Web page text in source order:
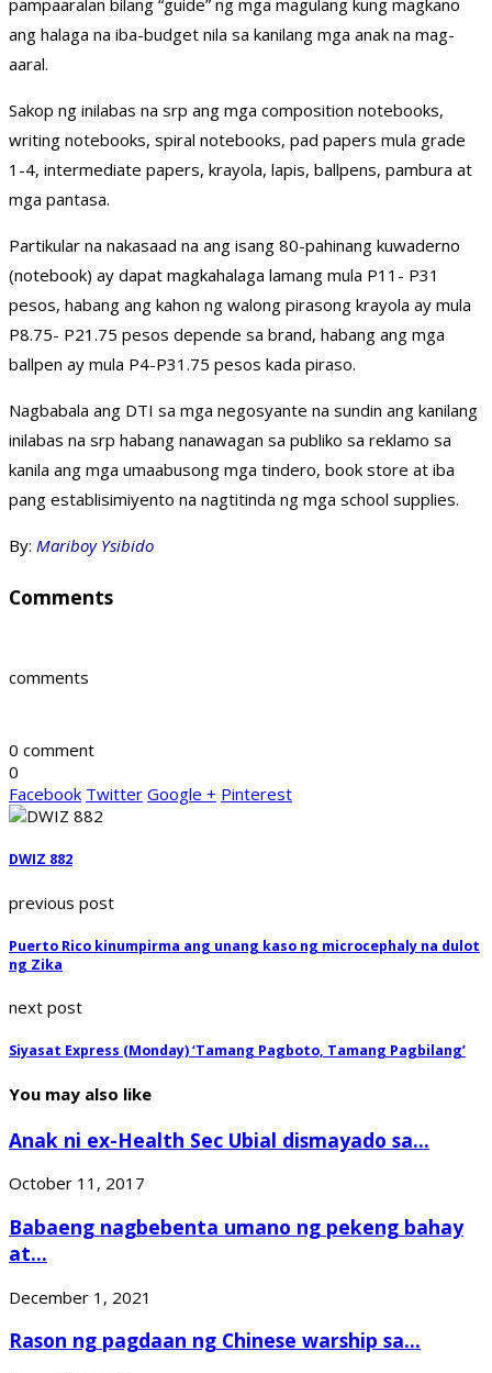
pampaaralan bilang “guide” ng mga magulang kung magkano
ang halaga na iba-budget nila sa kanilang mga anak na mag-
aaral.
Sakop ng inilabas na srp ang mga composition notebooks,
writing notebooks, spiral notebooks, pad papers mula grade
1-4, intermediate papers, krayola, lapis, ballpens, pambura at
mga pantasa.
Partikular na nakasaad na ang isang 80-pahinang kuwaderno
(notebook) ay dapat magkahalaga lamang mula P11- P31
pesos, habang ang kahon ng walong pirasong krayola ay mula
P8.75- P21.75 pesos depende sa brand, habang ang mga
ballpen ay mula P4-P31.75 pesos kada piraso.
Nagbabala ang DTI sa mga negosyante na sundin ang kanilang
inilabas na srp habang nanawagan sa publiko sa reklamo sa
kanila ang mga umaabusong mga tindero, book store at iba
pang establisimi­yento na nagtitinda ng mga school supplies.
By: Mariboy Ysibido
Comments
comments
0 comment
0
Facebook Twitter Google + Pinterest
DWIZ 882
previous post
Puerto Rico kinumpirma ang unang kaso ng microcephaly na dulot
ng Zika
next post
Siyasat Express (Monday) ‘Tamang Pagboto, Tamang Pagbilang’
You may also like
Anak ni ex-Health Sec Ubial dismayado sa...
October 11, 2017
Babaeng nagbebenta umano ng pekeng bahay
at...
December 1, 2021
Rason ng pagdaan ng Chinese warship sa...